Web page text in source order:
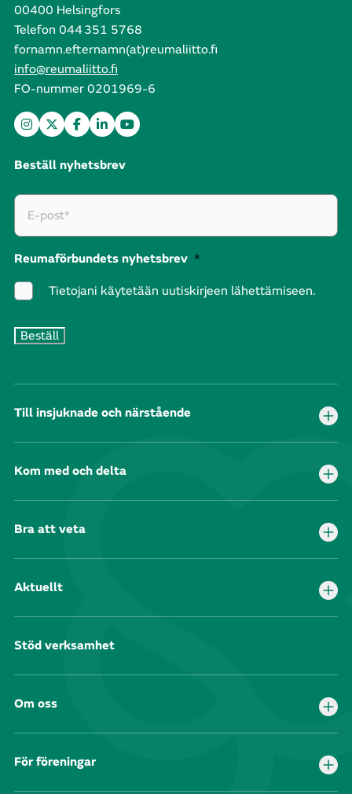
00400 Helsingfors
Telefon 044 351 5768
fornamn.efternamn(at)reumaliitto.fi
info@reumaliitto.fi
FO-nummer 0201969-6
Beställ nyhetsbrev
Reumaförbundets nyhetsbrev *
Tietojani käytetään uutiskirjeen lähettämiseen.
Till insjuknade och närstående
Kom med och delta
Bra att veta
Aktuellt
Stöd verksamhet
Om oss
För föreningar